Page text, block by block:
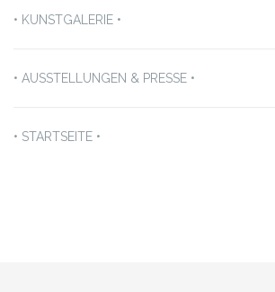
• KUNSTGALERIE •
• AUSSTELLUNGEN & PRESSE •
• STARTSEITE •